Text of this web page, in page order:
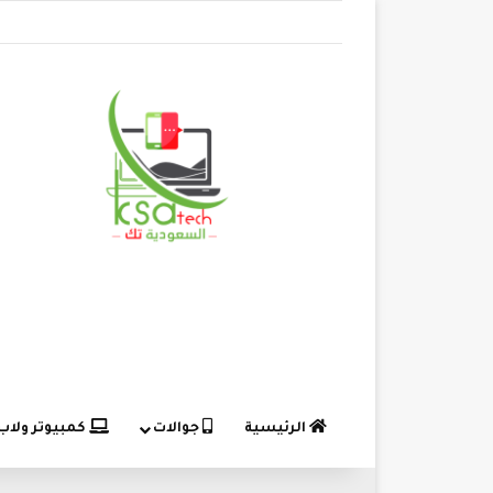
الرئيسية جوالات كمبيوتر